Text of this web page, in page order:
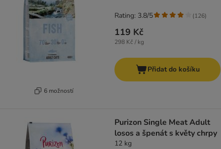
6 možností
119 Kč
298 Kč / kg
Rating: 3.8/5 (126)
Přidat do košíku
Purizon Single Meat Adult
losos a špenát s květy chrpy
12 kg